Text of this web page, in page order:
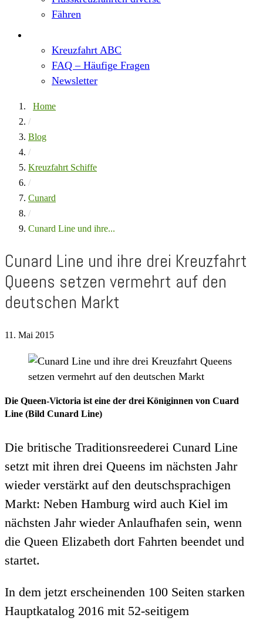
Fähren
Kreuzfahrt ABC
FAQ – Häufige Fragen
Newsletter
Home
/
Blog
/
Kreuzfahrt Schiffe
/
Cunard
/
Cunard Line und ihre...
Cunard Line und ihre drei Kreuzfahrt
Queens setzen vermehrt auf den
deutschen Markt
11. Mai 2015
Die Queen-Victoria ist eine der drei Königinnen von Cuard
Line (Bild Cunard Line)
Die britische Traditionsreederei Cunard Line
setzt mit ihren drei Queens im nächsten Jahr
wieder verstärkt auf den deutschsprachigen
Markt: Neben Hamburg wird auch Kiel im
nächsten Jahr wieder Anlaufhafen sein, wenn
die Queen Elizabeth dort Fahrten beendet und
startet.
In dem jetzt erscheinenden 100 Seiten starken
Hauptkatalog 2016 mit 52-seitigem